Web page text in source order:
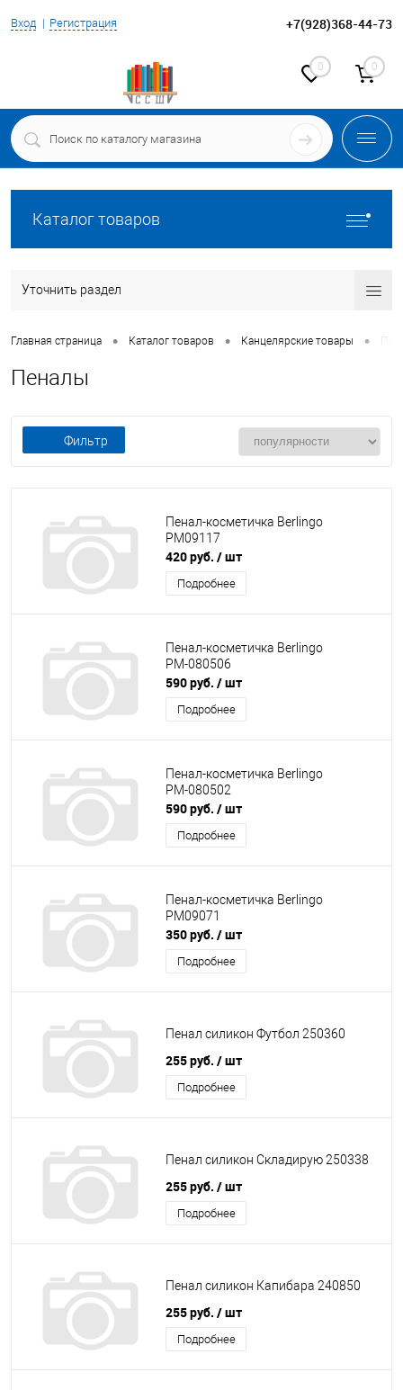
Вход Регистрация +7(928)368-44-73
0 0
Каталог товаров
Уточнить раздел
Главная страница • Каталог товаров • Канцелярские товары •
Пеналы
Фильтр
Пенал-косметичка Berlingo
РМ09117
420 руб. / шт
Подробнее
Пенал-косметичка Berlingo
РМ-080506
590 руб. / шт
Подробнее
Пенал-косметичка Berlingo
РМ-080502
590 руб. / шт
Подробнее
Пенал-косметичка Berlingo
РМ09071
350 руб. / шт
Подробнее
Пенал силикон Футбол 250360
255 руб. / шт
Подробнее
Пенал силикон Складирую 250338
255 руб. / шт
Подробнее
Пенал силикон Капибара 240850
255 руб. / шт
Подробнее